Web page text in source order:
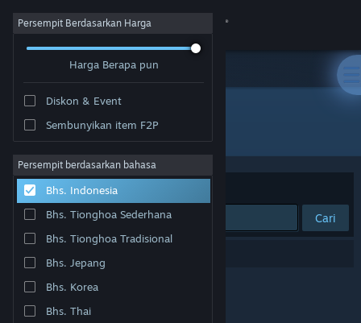
Login
Tentang
Bantuan
Ubah bahasa
Dapatkan Aplikasi Seluler Steam
Lihat situs web desktop
Persempit Berdasarkan Harga
Harga Berapa pun
Diskon & Event
Sembunyikan item F2P
Persempit berdasarkan bahasa
Bhs. Indonesia
Bhs. Tionghoa Sederhana
Bhs. Tionghoa Tradisional
Bhs. Jepang
Bhs. Korea
Bhs. Thai
Pengembang: PQubeGames
Berdasarkan Relevansi
Cari